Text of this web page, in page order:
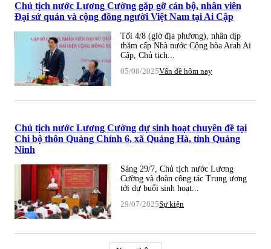
Chủ tịch nước Lương Cường gặp gỡ cán bộ, nhân viên
Đại sứ quán và cộng đồng người Việt Nam tại Ai Cập
Tối 4/8 (giờ địa phương), nhân dịp
thăm cấp Nhà nước Cộng hòa Arab Ai
Cập, Chủ tịch...
05/08/2025Vấn đề hôm nay
Chủ tịch nước Lương Cường dự sinh hoạt chuyên đề tại
Chi bộ thôn Quảng Chính 6, xã Quảng Hà, tỉnh Quảng
Ninh
Sáng 29/7, Chủ tịch nước Lương
Cường và đoàn công tác Trung ương
tới dự buổi sinh hoạt...
29/07/2025Sự kiện